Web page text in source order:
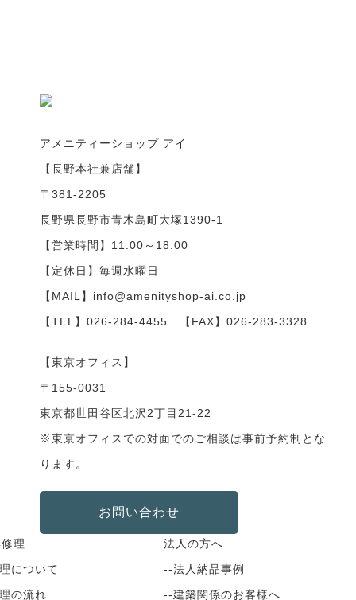
アメニティーショップ アイ
【長野本社兼店舗】
〒381-2205
長野県長野市青木島町大塚1390-1
【営業時間】11:00～18:00
【定休日】毎週水曜日
【MAIL】info@amenityshop-ai.co.jp
【TEL】 026-284-4455 【FAX】026-283-3328
【東京オフィス】
〒155-0031
東京都世田谷区北沢2丁目21-22
※東京オフィスでの対面でのご相談は事前予約制とな
ります。
お問い合わせ
理
について
の流れ
法人の方へ
--法人納品事例
--建築関係のお客様へ